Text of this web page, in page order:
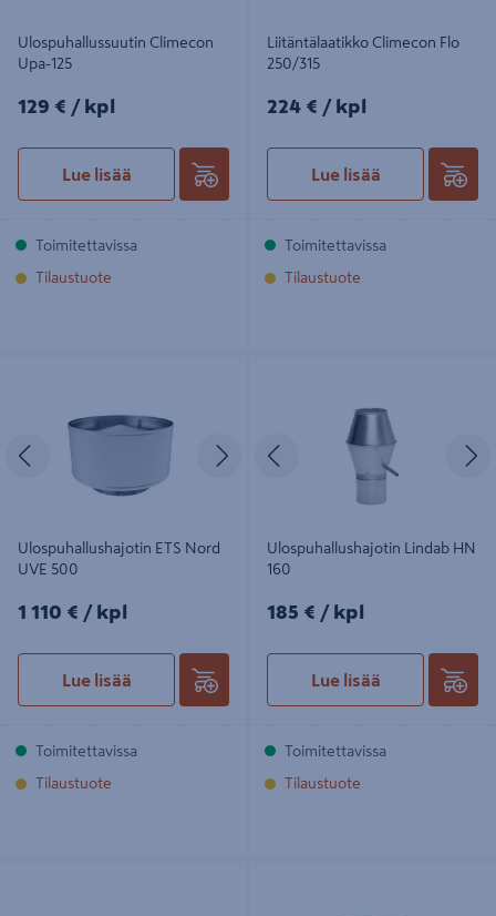
Ulospuhallussuutin Climecon
Upa-125
129€/kpl
129 € / kpl
Lue lisää
Toimitettavissa
Tilaustuote
Liitäntälaatikko Climecon Flo
250/315
224€/kpl
224 € / kpl
Lue lisää
Toimitettavissa
Tilaustuote
Seuraava
Ulospuhallushajotin ETS Nord
UVE 500
1110€/kpl
1 110 € / kpl
Lue lisää
Toimitettavissa
Tilaustuote
Edellinen
Ulospuhallushajotin Lindab HN
160
185€/kpl
185 € / kpl
Lue lisää
Toimitettavissa
Tilaustuote